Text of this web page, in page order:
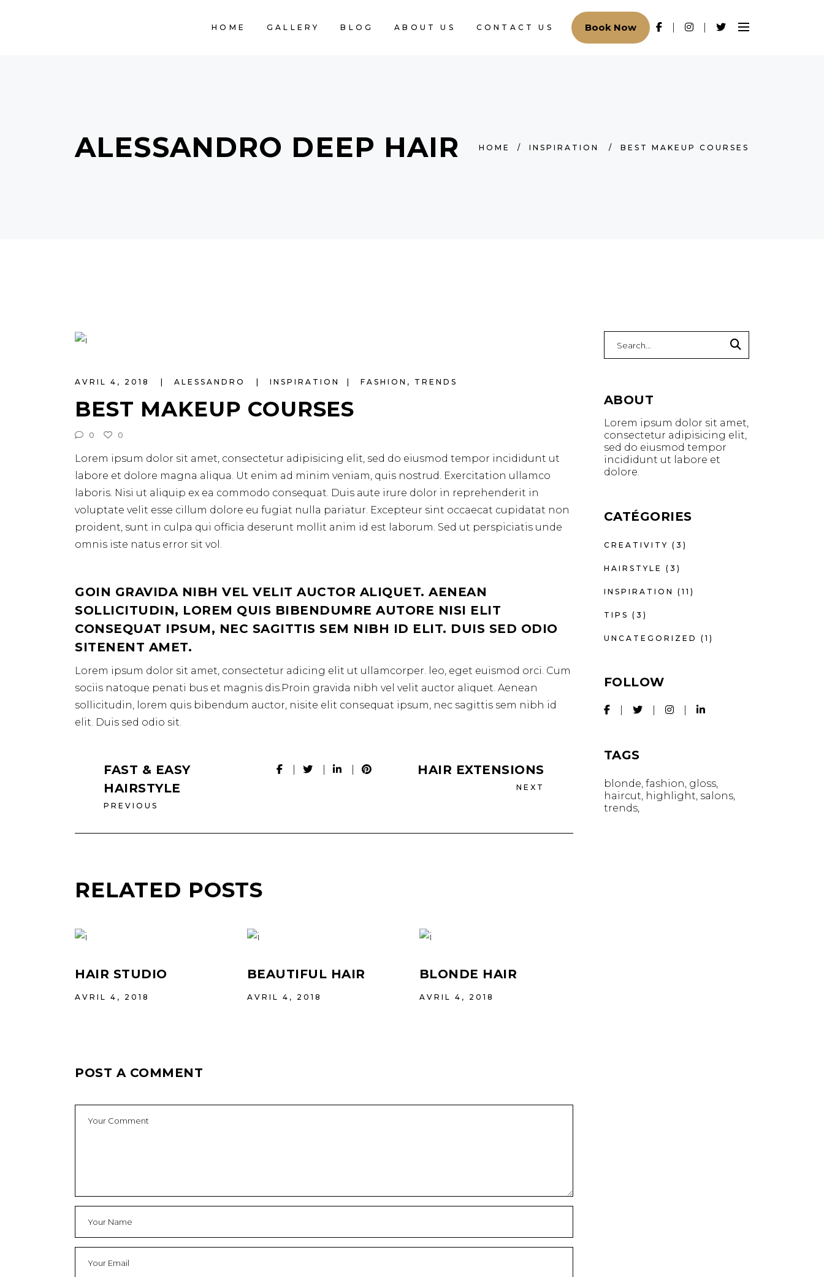
HOME GALLERY BLOG ABOUT US CONTACT US Book Now
ALESSANDRO DEEP HAIR HOME / INSPIRATION / BEST MAKEUP COURSES
AVRIL 4, 2018 ALESSANDRO INSPIRATION FASHION , TRENDS
BEST MAKEUP COURSES
0 0
Lorem ipsum dolor sit amet, consectetur adipisicing elit, sed do eiusmod tempor incididunt ut
labore et dolore magna aliqua. Ut enim ad minim veniam, quis nostrud. Exercitation ullamco
laboris. Nisi ut aliquip ex ea commodo consequat. Duis aute irure dolor in reprehenderit in
voluptate velit esse cillum dolore eu fugiat nulla pariatur. Excepteur sint occaecat cupidatat non
proident, sunt in culpa qui officia deserunt mollit anim id est laborum. Sed ut perspiciatis unde
omnis iste natus error sit vol.
GOIN GRAVIDA NIBH VEL VELIT AUCTOR ALIQUET. AENEAN
SOLLICITUDIN, LOREM QUIS BIBENDUMRE AUTORE NISI ELIT
CONSEQUAT IPSUM, NEC SAGITTIS SEM NIBH ID ELIT. DUIS SED ODIO
SITENENT AMET.
Lorem ipsum dolor sit amet, consectetur adicing elit ut ullamcorper. leo, eget euismod orci. Cum
sociis natoque penati bus et magnis dis.Proin gravida nibh vel velit auctor aliquet. Aenean
sollicitudin, lorem quis bibendum auctor, nisite elit consequat ipsum, nec sagittis sem nibh id
elit. Duis sed odio sit.
FAST & EASY
HAIRSTYLE
PREVIOUS
HAIR EXTENSIONS
NEXT
RELATED POSTS
HAIR STUDIO
AVRIL 4, 2018
BEAUTIFUL HAIR
AVRIL 4, 2018
BLONDE HAIR
AVRIL 4, 2018
POST A COMMENT
for:
ABOUT
Lorem ipsum dolor sit amet,
consectetur adipisicing elit,
sed do eiusmod tempor
incididunt ut labore et
dolore.
CATÉGORIES
CREATIVITY (3)
HAIRSTYLE (3)
INSPIRATION (11)
TIPS (3)
UNCATEGORIZED (1)
FOLLOW
TAGS
blonde fashion gloss
haircut highlight salons
trends